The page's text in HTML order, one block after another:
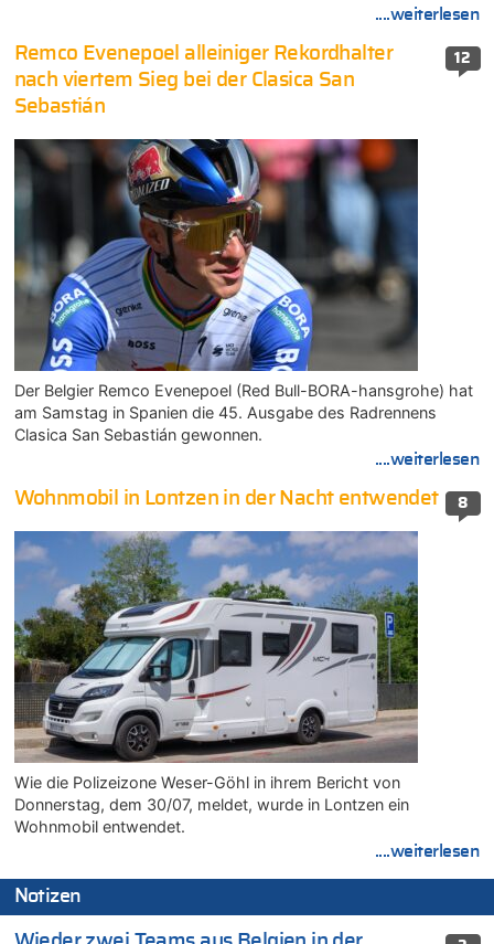
....weiterlesen
12
Remco Evenepoel alleiniger Rekordhalter
nach viertem Sieg bei der Clasica San
Sebastián
Der Belgier Remco Evenepoel (Red Bull-BORA-hansgrohe) hat
am Samstag in Spanien die 45. Ausgabe des Radrennens
Clasica San Sebastián gewonnen.
....weiterlesen
8
Wohnmobil in Lontzen in der Nacht entwendet
Wie die Polizeizone Weser-Göhl in ihrem Bericht von
Donnerstag, dem 30/07, meldet, wurde in Lontzen ein
Wohnmobil entwendet.
....weiterlesen
Notizen